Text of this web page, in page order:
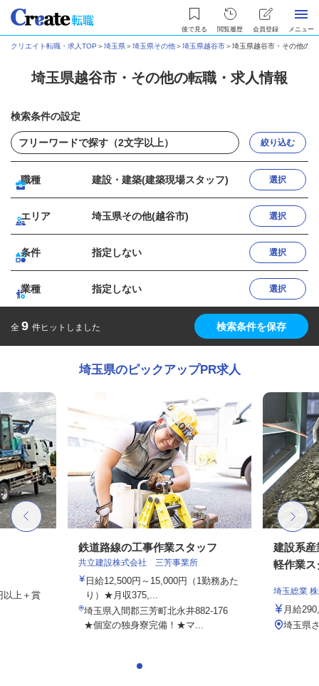
後で見る 閲覧履歴 会員登録 メニュー
クリエイト転職・求人TOP ＞埼玉県＞埼玉県その他＞埼玉県越谷市＞埼玉県越谷市・その他の
埼玉県越谷市・その他の転職・求人情報
検索条件の設定
絞り込む
職種 建設・建築(建築現場スタッフ) 選択
エリア 埼玉県その他(越谷市) 選択
条件 指定しない 選択
業種 指定しない 選択
全 9 件ヒットしました 検索条件を保存
埼玉県のピックアップPR求人
以上＋賞
鉄道路線の工事作業スタッフ
共立建設株式会社 三芳事業所
日給12,500円～15,000円（1勤務あた
り）★月収375,...
埼玉県入間郡三芳町北永井882-176
★個室の独身寮完備！★マ...
建設系産
軽作業ス
埼玉総業
月給
埼玉県